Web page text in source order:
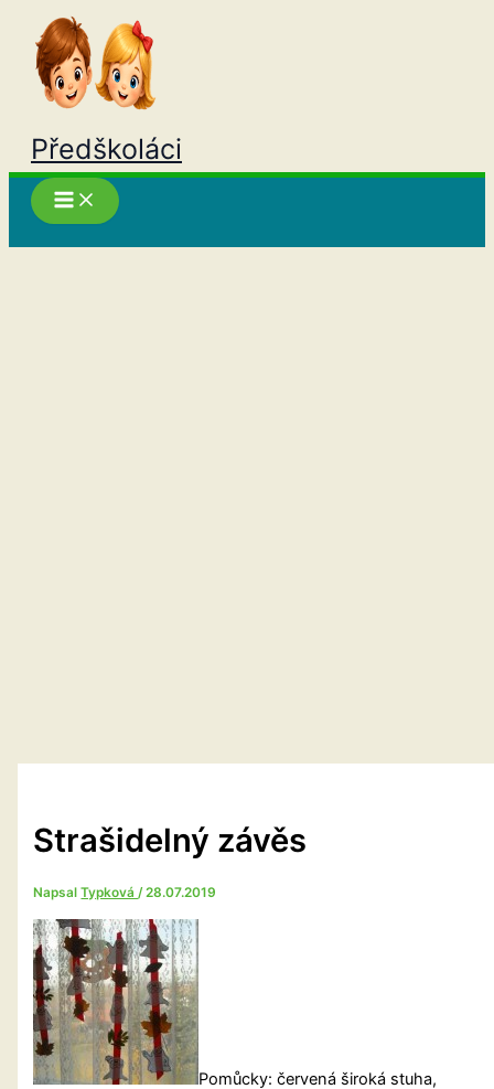
Přeskočit
obsah
Předškoláci
Strašidelný závěs
NapsalTypková/28.07.2019
Pomůcky: červená široká stuha,